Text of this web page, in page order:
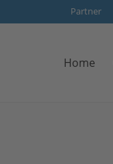
Partner
Home